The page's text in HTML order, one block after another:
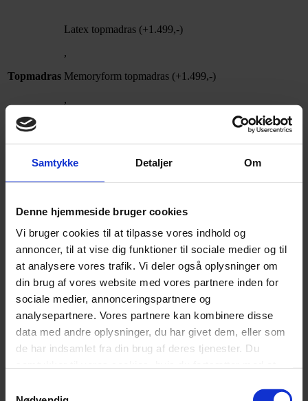
Samtykke Detaljer Om
Denne hjemmeside bruger cookies
Vi bruger cookies til at tilpasse vores indhold og
annoncer, til at vise dig funktioner til sociale medier og til
at analysere vores trafik. Vi deler også oplysninger om
din brug af vores website med vores partnere inden for
sociale medier, annonceringspartnere og
analysepartnere. Vores partnere kan kombinere disse
data med andre oplysninger, du har givet dem, eller som
de har indsamlet fra din brug af deres tjenester. Du
Topmadras
Latex topmadras (+1.499,-)
,
Memoryform topmadras (+1.499,-)
,
Bensæt
2x sæt alu ben 19 cm (+698,-)
,
Ingen ben
Gavl
Ingen Gavl
,
Plangavl